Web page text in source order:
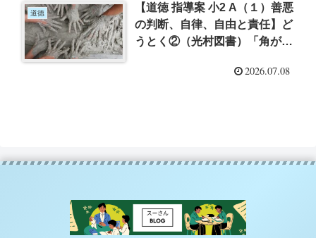
道徳
【道徳 指導案 小2 A（１）善悪
の判断、自律、自由と責任】ど
うとく②（光村図書）「角がつ
2026.07.08